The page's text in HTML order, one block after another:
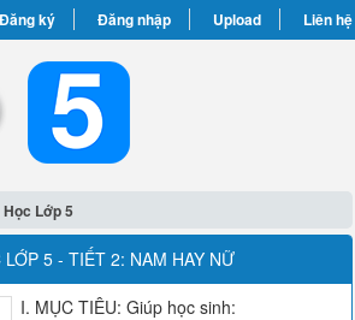
Đăng ký Đăng nhập Upload Liên hệ
Học Lớp 5
5 - TIẾT 2: NAM HAY NỮ
I. MỤC TIÊU: Giúp học sinh: